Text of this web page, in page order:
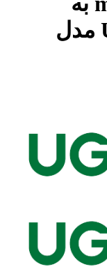
HDMI برند UGREEN مدل